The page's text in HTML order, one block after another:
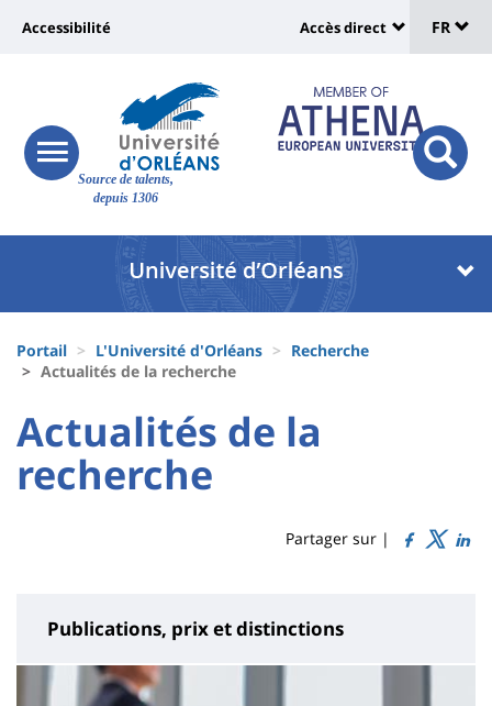
Site
Source de talents,
depuis 1306
Université
Recherche
responsive
menu
button
Université
vers
page
accessibilité
Accessibilité
:
Shortcut
links
Accès direct
de
FR
Université
Block
liste
composantes
d'Ariane
Portail L'Université d'Orléans
Recherche
Actualités de la recherche
University
:
Sidebar
University
:
Main
Titre
Actualités de la
recherche
Partager sur |
Publications, prix et distinctions